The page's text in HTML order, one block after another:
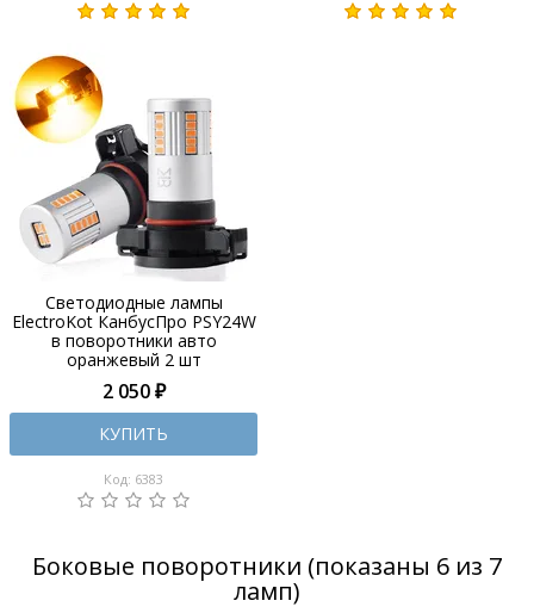
Светодиодные лампы
ElectroKot КанбусПро PSY24W
в поворотники авто
оранжевый 2 шт
2 050 ₽
КУПИТЬ
Код: 6383
Боковые поворотники (показаны 6 из 7
ламп)